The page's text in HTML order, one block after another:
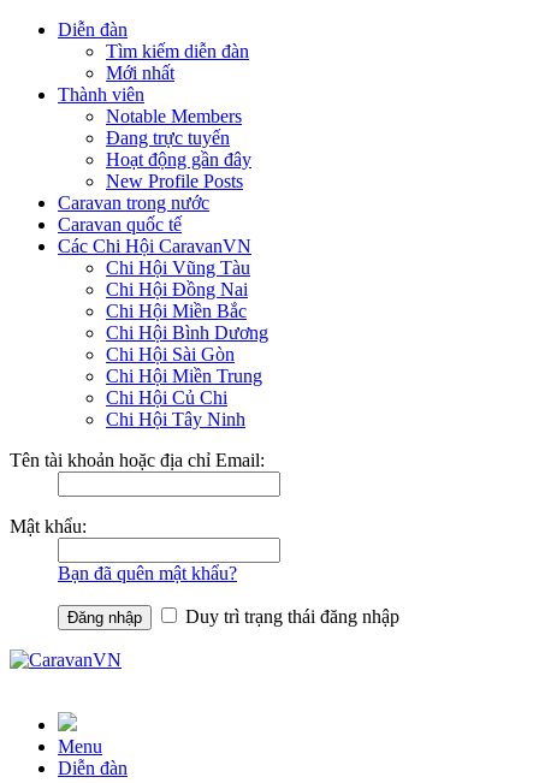
Diễn đàn
Tìm kiếm diễn đàn
Mới nhất
Thành viên
Notable Members
Đang trực tuyến
Hoạt động gần đây
New Profile Posts
Caravan trong nước
Caravan quốc tế
Các Chi Hội CaravanVN
Chi Hội Vũng Tàu
Chi Hội Đồng Nai
Chi Hội Miền Bắc
Chi Hội Bình Dương
Chi Hội Sài Gòn
Chi Hội Miền Trung
Chi Hội Củ Chi
Chi Hội Tây Ninh
Tên tài khoản hoặc địa chỉ Email:
Mật khẩu:
Bạn đã quên mật khẩu?
Duy trì trạng thái đăng nhập
Menu
Diễn đàn